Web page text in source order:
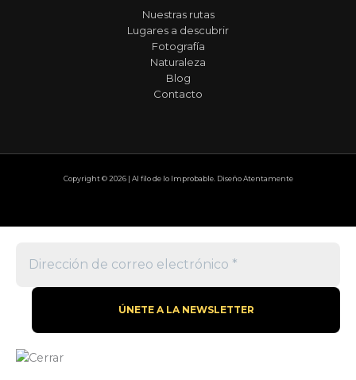
Nuestras rutas
Lugares a descubrir
Fotografía
Naturaleza
Blog
Contacto
Copyright © 2026 | Al filo de lo Improbable. Diseño Atentamente